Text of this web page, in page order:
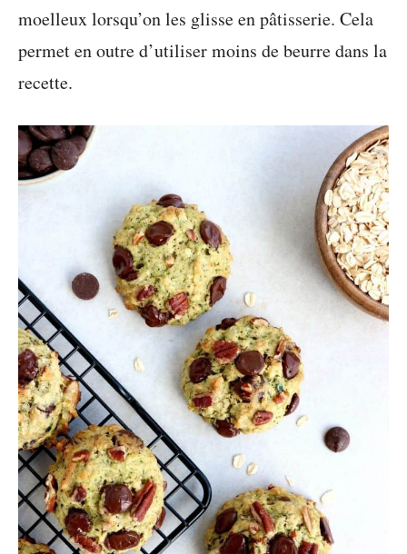
moelleux lorsqu’on les glisse en pâtisserie. Cela
permet en outre d’utiliser moins de beurre dans la
recette.